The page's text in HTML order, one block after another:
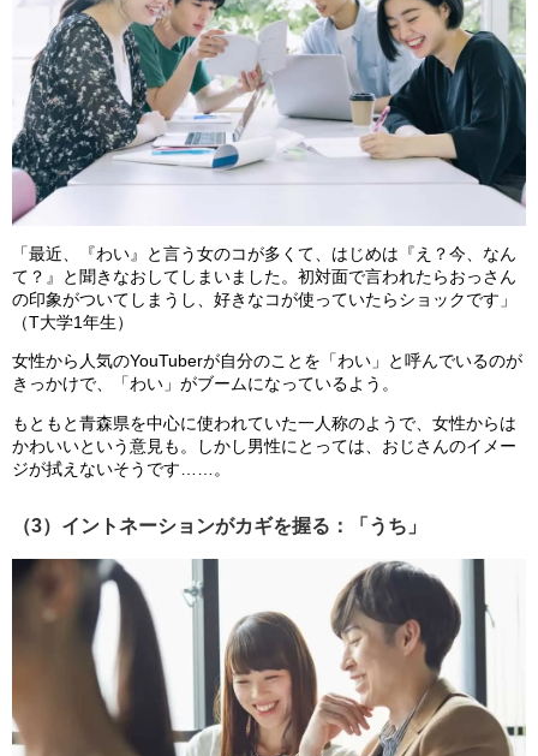
「最近、『わい』と言う女のコが多くて、はじめは『え？今、なん
て？』と聞きなおしてしまいました。初対面で言われたらおっさん
の印象がついてしまうし、好きなコが使っていたらショックです」
（T大学1年生）
女性から人気のYouTuberが自分のことを「わい」と呼んでいるのが
きっかけで、「わい」がブームになっているよう。
もともと青森県を中心に使われていた一人称のようで、女性からは
かわいいという意見も。しかし男性にとっては、おじさんのイメー
ジが拭えないそうです……。
（3）イントネーションがカギを握る：「うち」